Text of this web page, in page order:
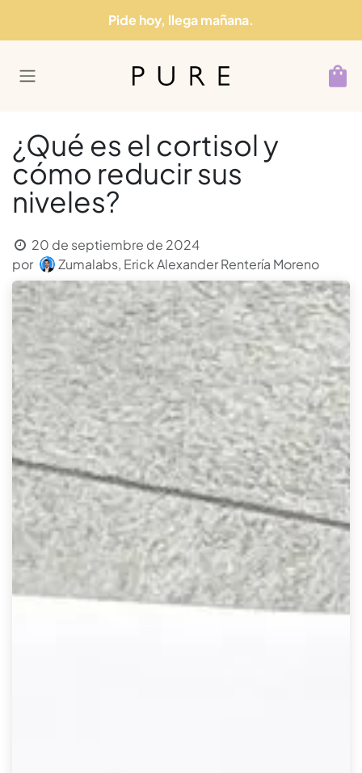
Pide hoy, llega mañana.
¿Qué es el cortisol y
cómo reducir sus
niveles?
20 de septiembre de 2024
por
Zumalabs, Erick Alexander Rentería Moreno